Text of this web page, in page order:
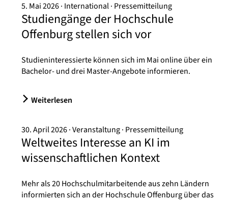
5. Mai 2026 International Pressemitteilung
Studiengänge der Hochschule
Offenburg stellen sich vor
Studieninteressierte können sich im Mai online über ein
Bachelor- und drei Master-Angebote informieren.
Weiterlesen
30. April 2026 Veranstaltung Pressemitteilung
Weltweites Interesse an KI im
wissenschaftlichen Kontext
Mehr als 20 Hochschulmitarbeitende aus zehn Ländern
informierten sich an der Hochschule Offenburg über das